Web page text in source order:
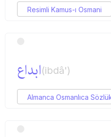
Resimli Kamus-ı Osmani
ابداع(ibdâ')
Almanca Osmanlıca